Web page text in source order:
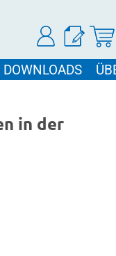
DOWNLOADS
in der